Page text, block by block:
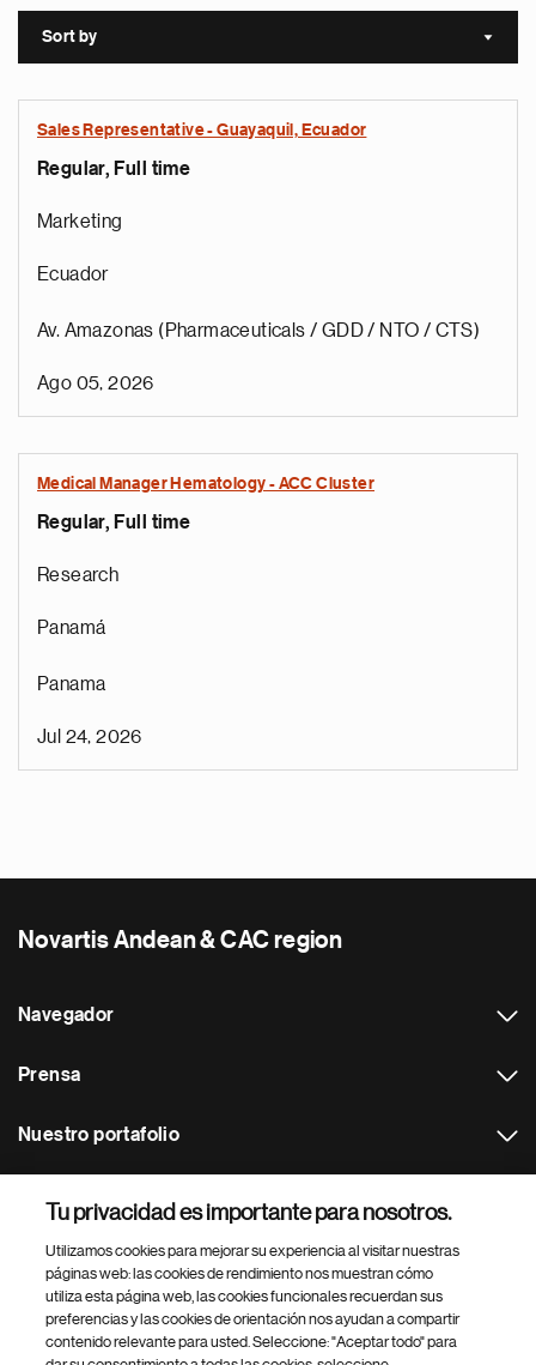
Sort by Sort
Sales Representative - Guayaquil, Ecuador
Regular, Full time
Marketing
Ecuador
Av. Amazonas (Pharmaceuticals / GDD / NTO / CTS)
Ago 05, 2026
Medical Manager Hematology - ACC Cluster
Regular, Full time
Research
Panamá
Panama
Jul 24, 2026
Novartis Andean & CAC region
Navegador
Prensa
Nuestro portafolio
Footer Site Search
Tu privacidad es importante para nosotros.
Utilizamos cookies para mejorar su experiencia al visitar nuestras
páginas web: las cookies de rendimiento nos muestran cómo
utiliza esta página web, las cookies funcionales recuerdan sus
preferencias y las cookies de orientación nos ayudan a compartir
contenido relevante para usted. Seleccione: "Aceptar todo" para